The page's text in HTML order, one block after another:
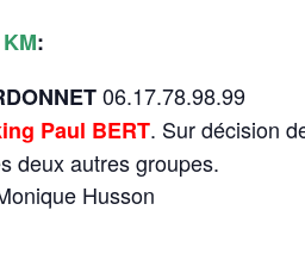
:
06.17.78.98.99
Paul BERT. Sur décision
deux autres groupes.
Husson